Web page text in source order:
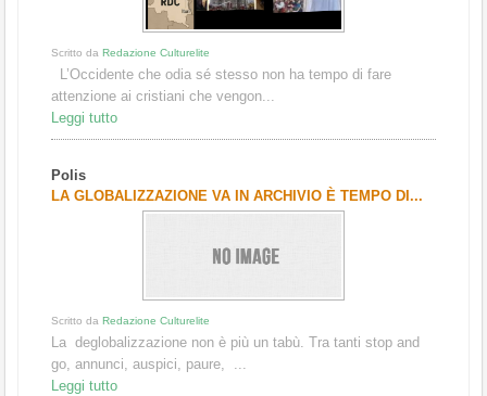
Scritto da Redazione Culturelite
L’Occidente che odia sé stesso non ha tempo di fare
attenzione ai cristiani che vengon...
Leggi tutto
Polis
LA GLOBALIZZAZIONE VA IN ARCHIVIO È TEMPO DI...
Scritto da Redazione Culturelite
La deglobalizzazione non è più un tabù. Tra tanti stop and
go, annunci, auspici, paure, ...
Leggi tutto